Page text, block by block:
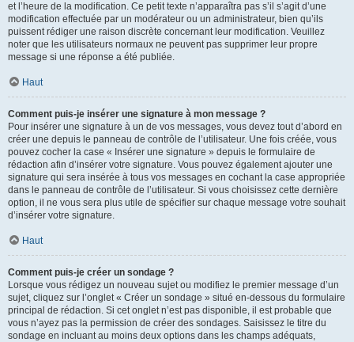
et l’heure de la modification. Ce petit texte n’apparaîtra pas s’il s’agit d’une
modification effectuée par un modérateur ou un administrateur, bien qu’ils
puissent rédiger une raison discrète concernant leur modification. Veuillez
noter que les utilisateurs normaux ne peuvent pas supprimer leur propre
message si une réponse a été publiée.
Haut
Comment puis-je insérer une signature à mon message ?
Pour insérer une signature à un de vos messages, vous devez tout d’abord en
créer une depuis le panneau de contrôle de l’utilisateur. Une fois créée, vous
pouvez cocher la case « Insérer une signature » depuis le formulaire de
rédaction afin d’insérer votre signature. Vous pouvez également ajouter une
signature qui sera insérée à tous vos messages en cochant la case appropriée
dans le panneau de contrôle de l’utilisateur. Si vous choisissez cette dernière
option, il ne vous sera plus utile de spécifier sur chaque message votre souhait
d’insérer votre signature.
Haut
Comment puis-je créer un sondage ?
Lorsque vous rédigez un nouveau sujet ou modifiez le premier message d’un
sujet, cliquez sur l’onglet « Créer un sondage » situé en-dessous du formulaire
principal de rédaction. Si cet onglet n’est pas disponible, il est probable que
vous n’ayez pas la permission de créer des sondages. Saisissez le titre du
sondage en incluant au moins deux options dans les champs adéquats,